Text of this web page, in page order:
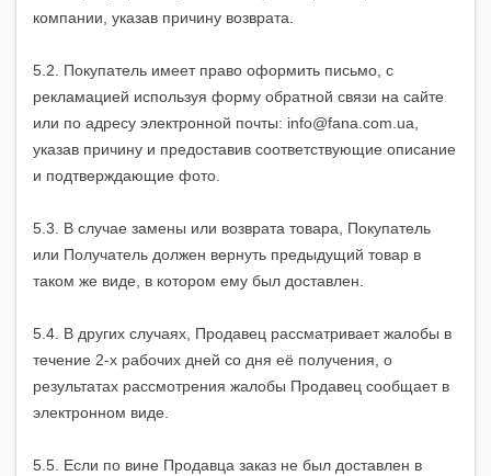
компании, указав причину возврата.
5.2. Покупатель имеет право оформить письмо, с
рекламацией используя форму обратной связи на сайте
или по адресу электронной почты: info@fana.com.ua,
указав причину и предоставив соответствующие описание
и подтверждающие фото.
5.3. В случае замены или возврата товара, Покупатель
или Получатель должен вернуть предыдущий товар в
таком же виде, в котором ему был доставлен.
5.4. В других случаях, Продавец рассматривает жалобы в
течение 2-х рабочих дней со дня её получения, о
результатах рассмотрения жалобы Продавец сообщает в
электронном виде.
5.5. Если по вине Продавца заказ не был доставлен в